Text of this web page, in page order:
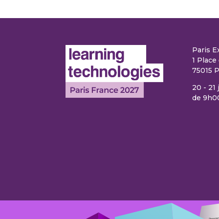
Paris
1
75015
20 - 21
de